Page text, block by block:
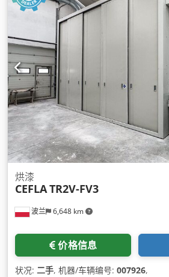
波兰 6,648 km
烘漆
CEFLATR2V-FV3
价格信息
状况: 二手, 机器/车辆编号: 007926,